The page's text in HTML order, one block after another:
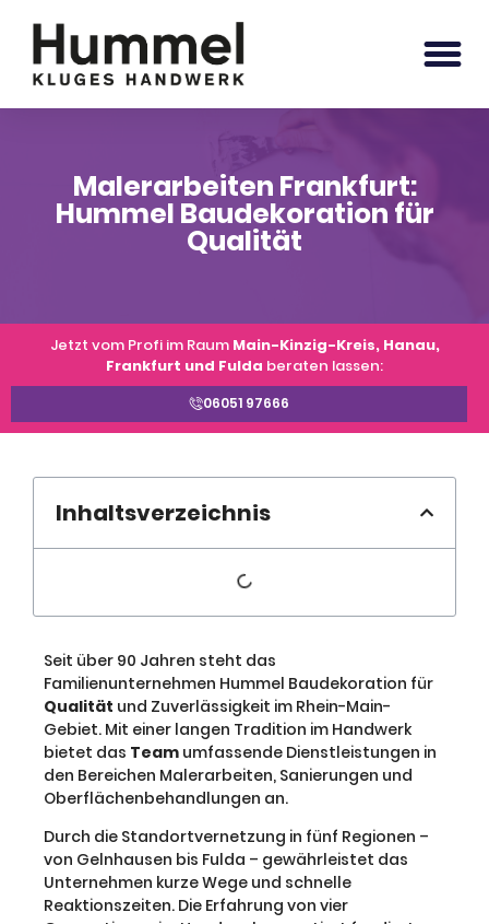
Malerarbeiten Frankfurt:
Hummel Baudekoration für
Qualität
Jetzt vom Profi im Raum Main-Kinzig-Kreis, Hanau,
Frankfurt und Fulda beraten lassen:
06051 97666
Inhaltsverzeichnis
Seit über 90 Jahren steht das
Familienunternehmen Hummel Baudekoration für
Qualität und Zuverlässigkeit im Rhein-Main-
Gebiet. Mit einer langen Tradition im Handwerk
bietet das Team umfassende Dienstleistungen in
den Bereichen Malerarbeiten, Sanierungen und
Oberflächenbehandlungen an.
Durch die Standortvernetzung in fünf Regionen –
von Gelnhausen bis Fulda – gewährleistet das
Unternehmen kurze Wege und schnelle
Reaktionszeiten. Die Erfahrung von vier